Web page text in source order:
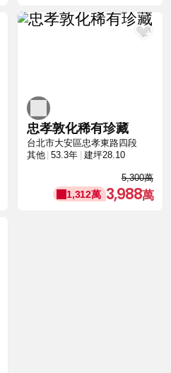
忠孝敦化稀有珍藏
台北市大安區忠孝東路四段
其他
53.3年 建坪28.10
5,300萬
1,312萬 3,988